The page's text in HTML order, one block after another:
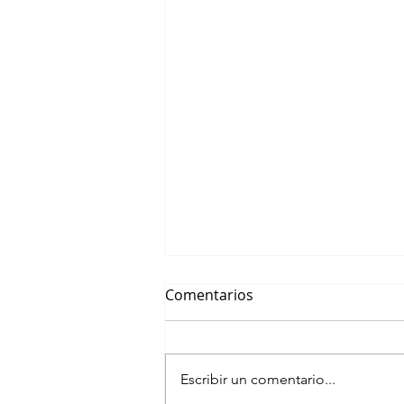
Comentarios
Escribir un comentario...